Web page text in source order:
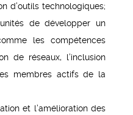
d’outils technologiques;
de développer un
les compétences
de réseaux, l’inclusion
membres actifs de la
et l’amélioration des